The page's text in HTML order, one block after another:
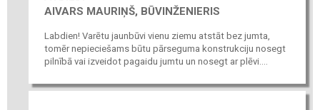
AIVARS MAURIŅŠ, BŪVINŽENIERIS
Labdien! Varētu jaunbūvi vienu ziemu atstāt bez jumta,
tomēr nepieciešams būtu pārseguma konstrukciju nosegt
pilnībā vai izveidot pagaidu jumtu un nosegt ar plēvi....